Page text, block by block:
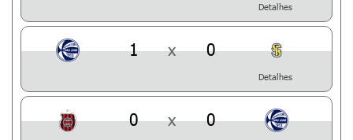
Detalhes
1 x 0
Detalhes
0 x 0